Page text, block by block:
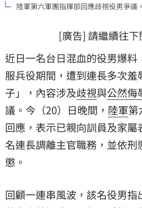
陸軍第六軍團指揮部回應歧視役男爭議
[廣告] 請繼續往
近日一名台日混血的役男爆料
服兵役期間，遭到連長多次羞
子」，內容涉及歧視與公然侮
議。今（20）日晚間， 陸軍第
回應，表示已親向訓員及家
名連長調離主官職務，並依刑
懲。
回顧一連串風波，該名役男指